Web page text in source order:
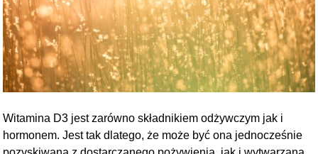
Witamina D3 jest zarówno składnikiem odżywczym jak i
hormonem. Jest tak dlatego, że może być ona jednocześnie